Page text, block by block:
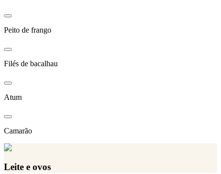
Peito de frango
Filés de bacalhau
Atum
Camarão
Leite e ovos